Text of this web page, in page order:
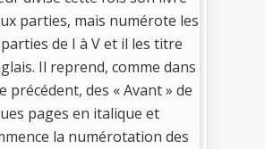
parties, mais numérote les
de I à V et il les titre
Il reprend, comme dans
précédent, des « Avant » de
pages en italique et
la numérotation des